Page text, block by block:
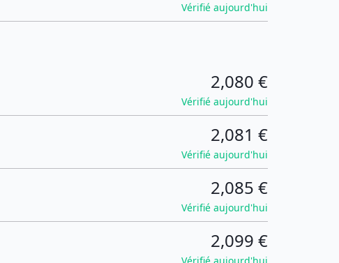
Vérifié aujourd'hui
2,080 €
Vérifié aujourd'hui
2,081 €
Vérifié aujourd'hui
2,085 €
Vérifié aujourd'hui
2,099 €